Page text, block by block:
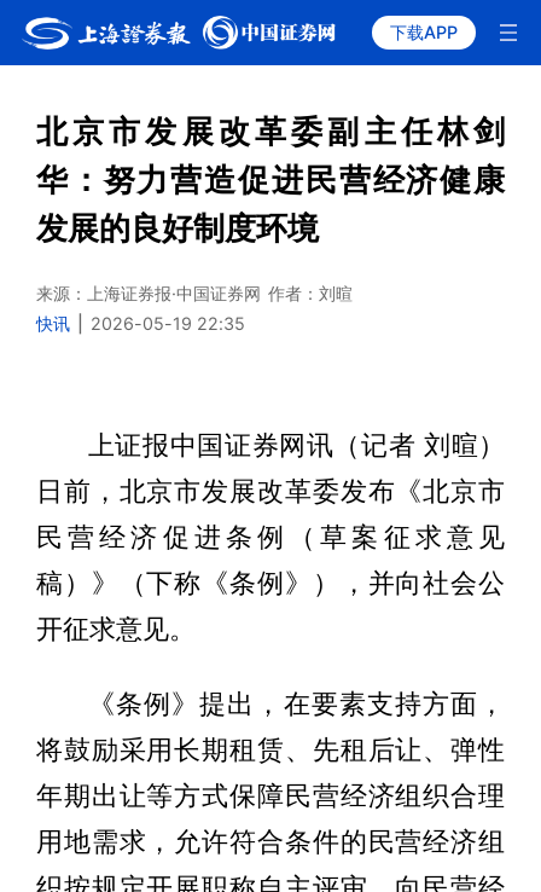
下载APP
北京市发展改革委副主任林剑
华：努力营造促进民营经济健康
发展的良好制度环境
来源：上海证券报·中国证券网 作者：刘暄
快讯
2026-05-19 22:35
上证报中国证券网讯（记者 刘暄）
日前，北京市发展改革委发布《北京市
民营经济促进条例（草案征求意见
稿）》（下称《条例》），并向社会公
开征求意见。
《条例》提出，在要素支持方面，
将鼓励采用长期租赁、先租后让、弹性
年期出让等方式保障民营经济组织合理
用地需求，允许符合条件的民营经济组